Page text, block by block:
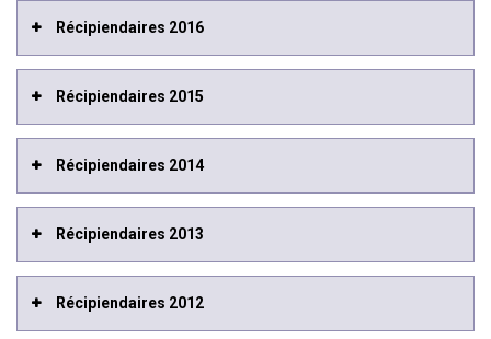
Récipiendaires 2016
Récipiendaires 2015
Récipiendaires 2014
Récipiendaires 2013
Récipiendaires 2012